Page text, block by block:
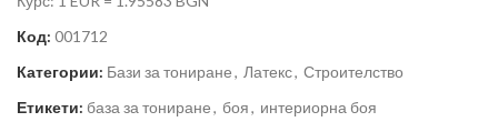
Код: 001712
Категории: Бази за тониране, Латекс, Строителство
Етикети: база за тониране, боя, интериорна боя